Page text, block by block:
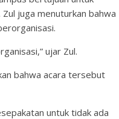
juga menuturkan bahwa
ujar Zul.
bahwa acara tersebut
untuk tidak ada